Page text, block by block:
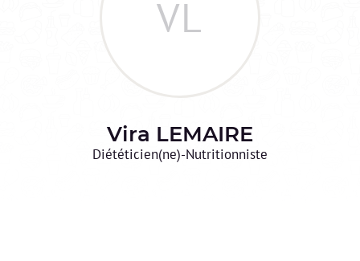
VL
Vira LEMAIRE
Diététicien(ne)-Nutritionniste